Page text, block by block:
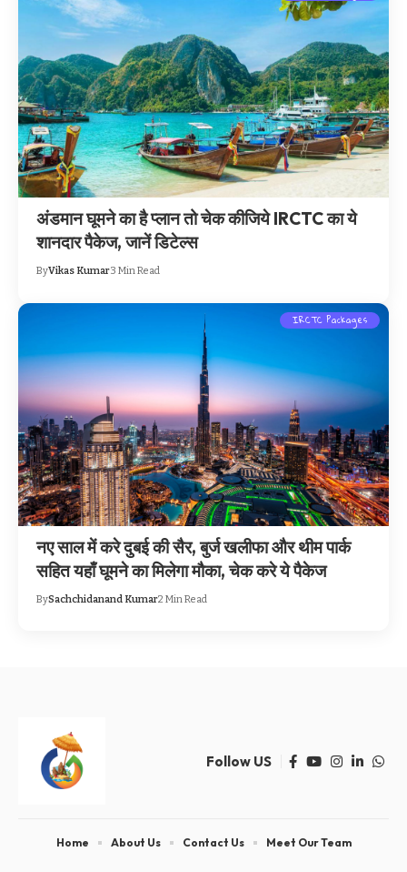
अंडमान घूमने का है प्लान तो चेक कीजिये IRCTC का ये
शानदार पैकेज, जानें डिटेल्स
ByVikas Kumar3 Min Read
IRCTC Packages
नए साल में करे दुबई की सैर, बुर्ज खलीफा और थीम पार्क
सहित यहाँ घूमने का मिलेगा मौका, चेक करे ये पैकेज
BySachchidanand Kumar2 Min Read
Follow US
Home About Us Contact Us Meet Our Team